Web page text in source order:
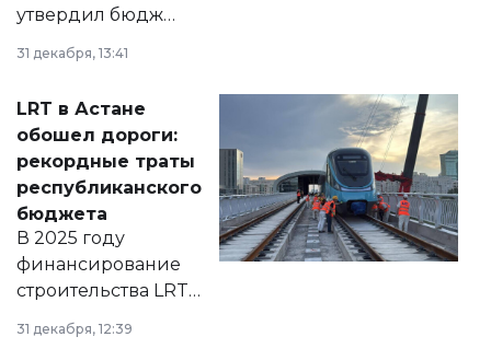
утвердил бюджет
города на 2026–
2028 годы.
документ
появился в базе
нормативных
правовых актов и
на сайте маслихат
города.
31 декабря, 13:41
LRT в Астане
обошел дороги:
рекордные траты
республиканского
бюджета
В 2025 году
финансирование
строительства LRT
в Астане из
республиканского
31 декабря, 12:39